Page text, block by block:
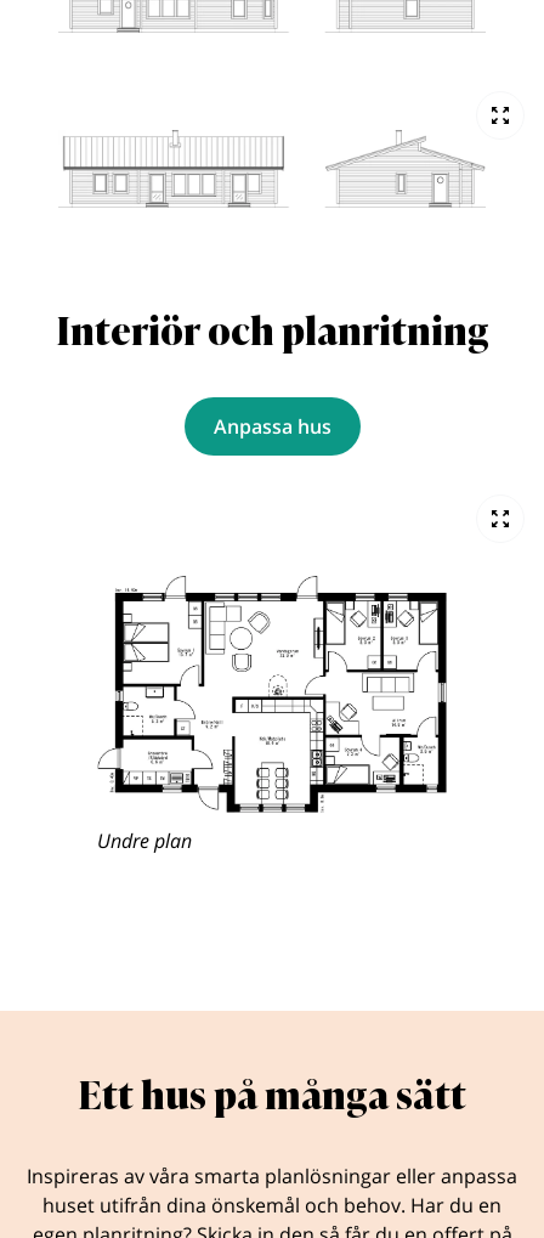
Interiör och planritning
Anpassa hus
Undre plan
Ett hus på många sätt
Inspireras av våra smarta planlösningar eller anpassa
huset utifrån dina önskemål och behov. Har du en